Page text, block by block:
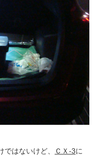
はないけど、 ＣＸ-3に